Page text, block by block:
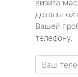
визита
детальной
Вашей
телефону.